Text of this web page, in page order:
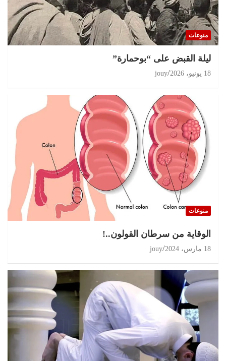
منوعات
ليلة القبض على “بوحمارة”
18 يونيو، 2026 jouy
منوعات
الوقاية من سرطان القولون..!
18 مارس، 2024 jouy